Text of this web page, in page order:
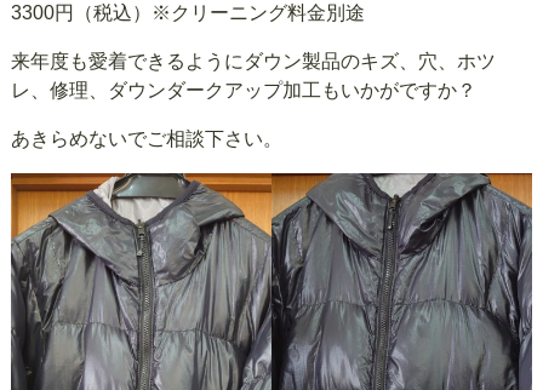
3300円（税込）※クリーニング料金別途
来年度も愛着できるようにダウン製品のキズ、穴、ホツ
レ、修理、ダウンダークアップ加工もいかがですか？
あきらめないでご相談下さい。